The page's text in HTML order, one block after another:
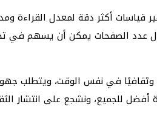
أكثر دقة لمعدل القراءة
عدد الصفحات يمكن أن يسهم في
في نفس الوقت، ويتطلب
للجميع، ونشجع على انتشار